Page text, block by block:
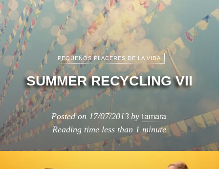
PEQUEÑOS PLACERES DE LA VIDA
SUMMER RECYCLING VII
Posted on 17/07/2013 by tamara
Reading time less than 1 minute